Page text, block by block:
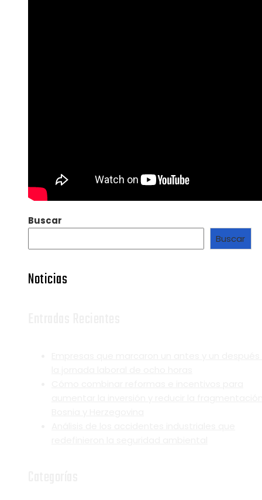
Buscar
Buscar
Noticias